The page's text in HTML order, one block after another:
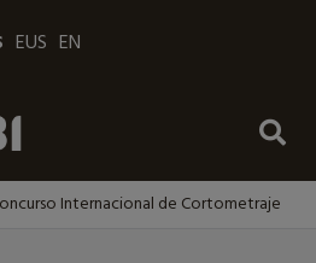
EUS EN
Internacional de Cortometraje